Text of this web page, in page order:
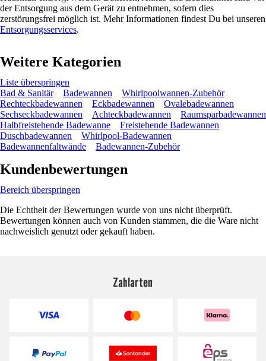
der Entsorgung aus dem Gerät zu entnehmen, sofern dies
zerstörungsfrei möglich ist. Mehr Informationen findest Du bei unseren
Entsorgungsservices.
Weitere Kategorien
Liste überspringen
Bad & Sanitär
Badewannen
Whirlpoolwannen-Zubehör
Rechteckbadewannen
Eckbadewannen
Ovalebadewannen
Sechseckbadewannen
Achteckbadewannen
Raumsparbadewannen
Halbfreistehende Badewanne
Freistehende Badewannen
Duschbadewannen
Whirlpool-Badewannen
Badewannenfaltwände
Badewannen-Zubehör
Kundenbewertungen
Bereich überspringen
Die Echtheit der Bewertungen wurde von uns nicht überprüft.
Bewertungen können auch von Kunden stammen, die die Ware nicht
nachweislich genutzt oder gekauft haben.
Zahlarten